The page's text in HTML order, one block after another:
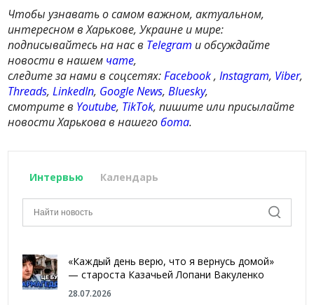
Чтобы узнавать о самом важном, актуальном,
интересном в Харькове, Украине и мире:
подписывайтесь на нас в Telegram и обсуждайте
новости в нашем чате,
следите за нами в соцсетях:Facebook,Instagram, Viber,
Threads,LinkedIn, Google News,Bluesky,
смотрите в Youtube, TikTok, пишите или присылайте
новости Харькова в нашегобота.
Интервью Календарь
«Каждый день верю, что я вернусь домой»
— староста Казачьей Лопани Вакуленко
28.07.2026